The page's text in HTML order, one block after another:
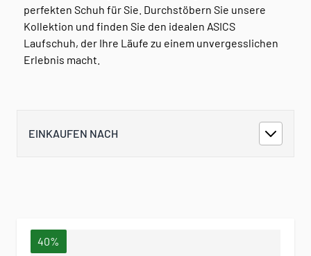
perfekten Schuh für Sie. Durchstöbern Sie unsere
Kollektion und finden Sie den idealen ASICS
Laufschuh, der Ihre Läufe zu einem unvergesslichen
Erlebnis macht.
EINKAUFEN NACH
40%